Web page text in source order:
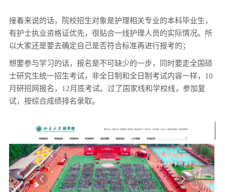
接着来说的话，院校招生对象是护理相关专业的本科毕业生，
有护士执业资格证优先，很贴合一线护理人员的实际情况。所
以大家还是要去确定自己是否符合标准再进行报考的；
想要参与学习的话，报名是不可缺少的一步，
同时要走全国硕
士研究生统一招生考试，非全日制和全日制考试内容一样，10
月研招网报名，12月底考试。 过了国家线和学校线，参加复
试，按综合成绩排名录取。